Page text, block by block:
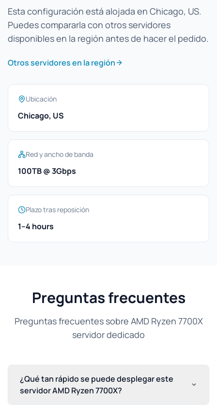
Esta configuración está alojada en Chicago, US.
Puedes compararla con otros servidores
disponibles en la región antes de hacer el pedido.
Otros servidores en la región
Ubicación
Chicago, US
Red y ancho de banda
100TB @ 3Gbps
Plazo tras reposición
1–4 hours
Preguntas frecuentes
Preguntas frecuentes sobre AMD Ryzen 7700X
servidor dedicado
¿Qué tan rápido se puede desplegar este
servidor AMD Ryzen 7700X?